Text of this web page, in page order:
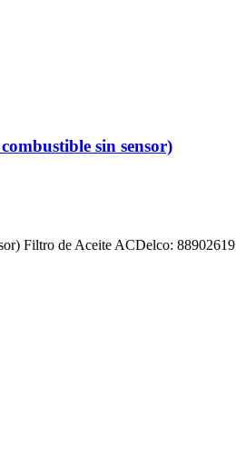
sin sensor)
Filtro de Aceite ACDelco: 88902619